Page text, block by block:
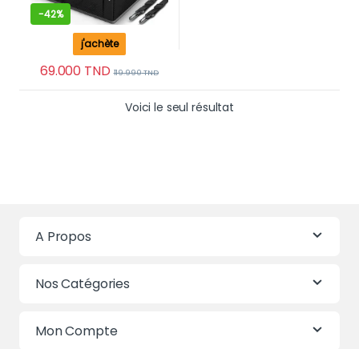
-42%
69.000 TND 119.990TND
j'achète
Voici le seul résultat
A Propos
Nos Catégories
Mon Compte